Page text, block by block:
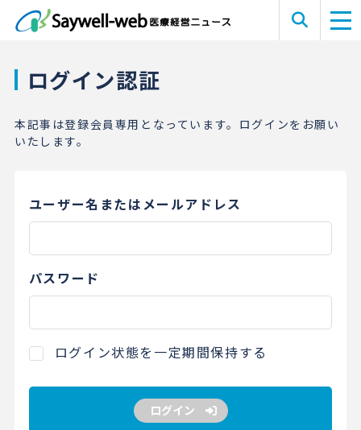
ログイン認証
本記事は登録会員専用となっています。ログインをお願い
いたします。
ユーザー名またはメールアドレス
パスワード
ログイン状態を一定期間保持する
ログイン